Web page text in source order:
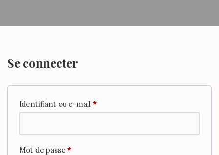
Se connecter
Identifiant ou e-mail *
Mot de passe *